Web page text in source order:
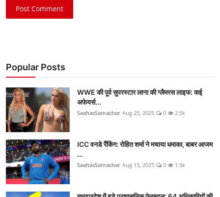
Post Comment
Popular Posts
WWE की पूर्व सुपरस्टार लाना की ग्लैमरस लाइफ: कई
अफेयर्स...
SaahasSamachar Aug 25, 2025 0 2.5k
ICC वनडे रैंकिंग: रोहित शर्मा ने मचाया धमाका, बाबर आजम
...
SaahasSamachar Aug 13, 2025 0 1.5k